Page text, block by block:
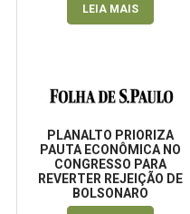
LEIA MAIS
PLANALTO PRIORIZA
PAUTA ECONÔMICA NO
CONGRESSO PARA
REVERTER REJEIÇÃO DE
BOLSONARO